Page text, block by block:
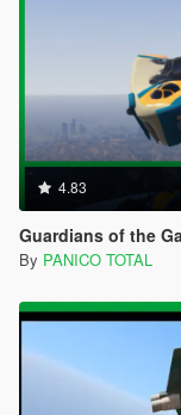
4.83
Guardians of the
By PANICO TOTAL